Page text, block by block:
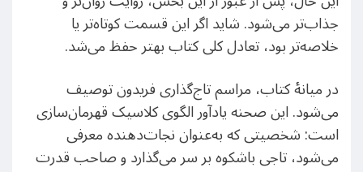
جذاب‌تر می‌شود. شاید اگر این قسمت کوتاه‌تر یا
خلاصه‌تر بود، تعادل کلی کتاب بهتر حفظ می‌شد.
در میانهٔ کتاب، مراسم تاج‌گذاری فریدون توصیف
می‌شود. این صحنه یادآور الگوی کلاسیک قهرمان‌سازی
است: شخصیتی که به‌عنوان نجات‌دهنده معرفی
می‌شود، تاجی باشکوه بر سر می‌گذارد و صاحب قدرت